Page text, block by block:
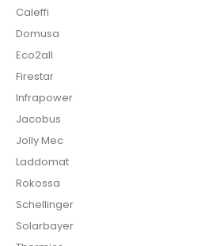
Caleffi
Domusa
Eco2all
Firestar
Infrapower
Jacobus
Jolly Mec
Laddomat
Rokossa
Schellinger
Solarbayer